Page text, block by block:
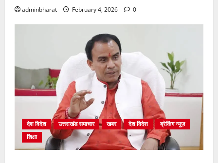
adminbharat February 4, 2026 0
देश विदेश उत्तराखंड समाचार खबर देश विदेश
ब्रेकिंग न्यूज़
शिक्षा